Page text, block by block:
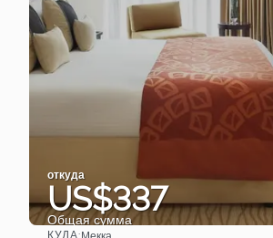
откуда
US$337
Общая сумма
КУДА:Мекка